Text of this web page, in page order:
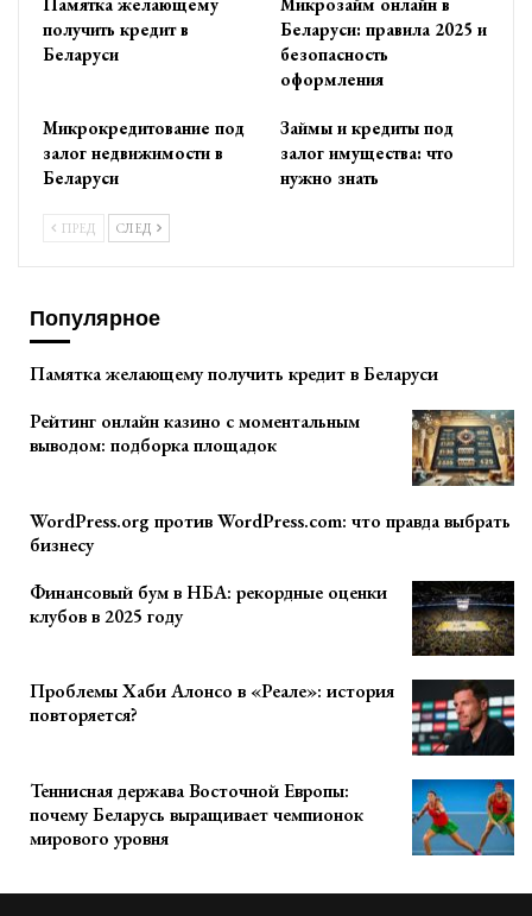
получить кредит в
Беларуси
Беларуси: правила 2025 и
безопасность
оформления
Микрокредитование под
залог недвижимости в
Беларуси
Займы и кредиты под
залог имущества: что
нужно знать
ПРЕД СЛЕД
Популярное
Памятка желающему получить кредит в Беларуси
Рейтинг онлайн казино с моментальным
выводом: подборка площадок
WordPress.org против WordPress.com: что правда выбрать
бизнесу
Финансовый бум в НБА: рекордные оценки
клубов в 2025 году
Проблемы Хаби Алонсо в «Реале»: история
повторяется?
Теннисная держава Восточной Европы:
почему Беларусь выращивает чемпионок
мирового уровня